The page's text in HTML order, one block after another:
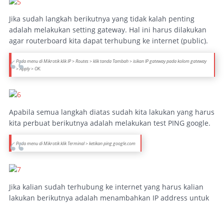
Jika sudah langkah berikutnya yang tidak kalah penting
adalah melakukan setting gateway. Hal ini harus dilakukan
agar routerboard kita dapat terhubung ke internet (public).
Pada menu di Mikrotik klik IP > Routes > klik tanda Tambah > isikan IP gateway pada kolom gateway
> Apply > OK.
Apabila semua langkah diatas sudah kita lakukan yang harus
kita perbuat berikutnya adalah melakukan test PING google.
Pada menu di Mikrotik klik Terminal > ketikan ping google.com
Jika kalian sudah terhubung ke internet yang harus kalian
lakukan berikutnya adalah menambahkan IP address untuk